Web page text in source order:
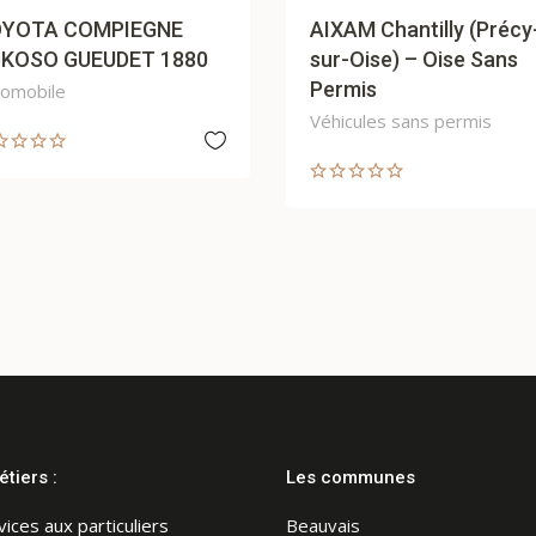
AIXAM Chantilly (Précy-
sur-Oise) – Oise Sans
AIXAM
Sans
:
aux particuliers
Les communes
Beauvais